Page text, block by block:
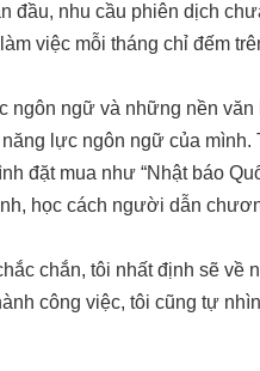
nhu cầu phiên dịch
việc mỗi tháng chỉ đếm
ngữ và những nền
lực ngôn ngữ của
đặt mua như “Nhật báo
học cách người dẫn
chắn, tôi nhất định sẽ về
công việc, tôi cũng tự